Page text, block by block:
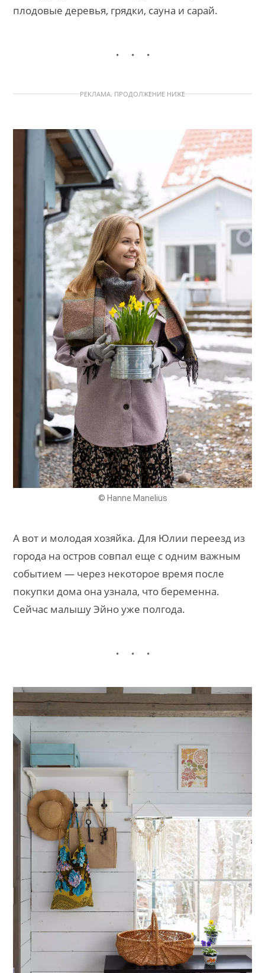
плодовые деревья, грядки, сауна и сарай.
РЕКЛАМА. ПРОДОЛЖЕНИЕ НИЖЕ
© Hanne Manelius
А вот и молодая хозяйка. Для Юлии переезд из
города на остров совпал еще с одним важным
событием — через некоторое время после
покупки дома она узнала, что беременна.
Сейчас малышу Эйно уже полгода.